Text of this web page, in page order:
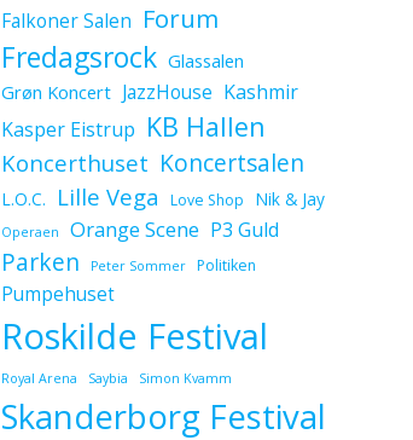
Falkoner Salen Forum
Fredagsrock Glassalen
Grøn Koncert JazzHouse Kashmir
Kasper Eistrup KB Hallen
Koncerthuset Koncertsalen
L.O.C. Lille Vega Love Shop Nik & Jay
Operaen Orange Scene P3 Guld
Parken Peter Sommer Politiken
Pumpehuset
Roskilde Festival
Royal Arena Saybia Simon Kvamm
Skanderborg Festival